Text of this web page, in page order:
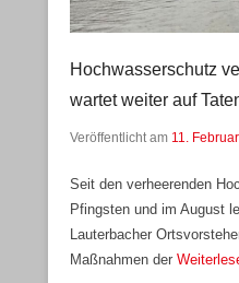
Hochwasserschutz
wartet weiter auf
Veröffentlicht am 11.
Seit den verheerenden
Pfingsten und im August
Lauterbacher
Maßnahmen der